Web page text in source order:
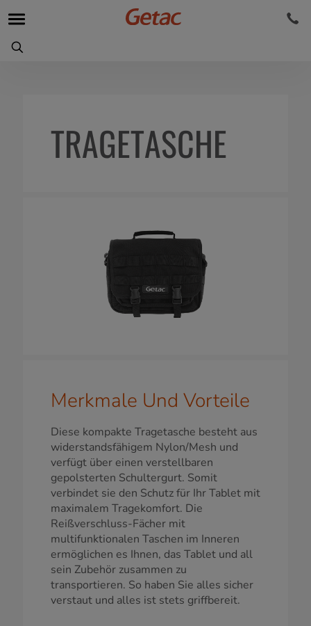
TRAGETASCHE
Merkmale Und Vorteile
Diese kompakte Tragetasche besteht aus
widerstandsfähigem Nylon/Mesh und
verfügt über einen verstellbaren
gepolsterten Schultergurt. Somit
verbindet sie den Schutz für Ihr Tablet mit
maximalem Tragekomfort. Die
Reißverschluss-Fächer mit
multifunktionalen Taschen im Inneren
ermöglichen es Ihnen, das Tablet und all
sein Zubehör zusammen zu
transportieren. So haben Sie alles sicher
verstaut und alles ist stets griffbereit.